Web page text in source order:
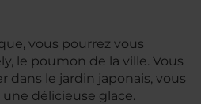
vous pourrez vous
le poumon de la ville. Vous
dans le jardin japonais, vous
délicieuse glace.